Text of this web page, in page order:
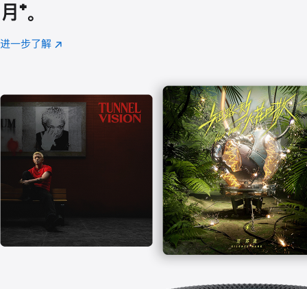
月 脚
注
⁺。
进一步了解 Apple
(在
口
中
打
开)